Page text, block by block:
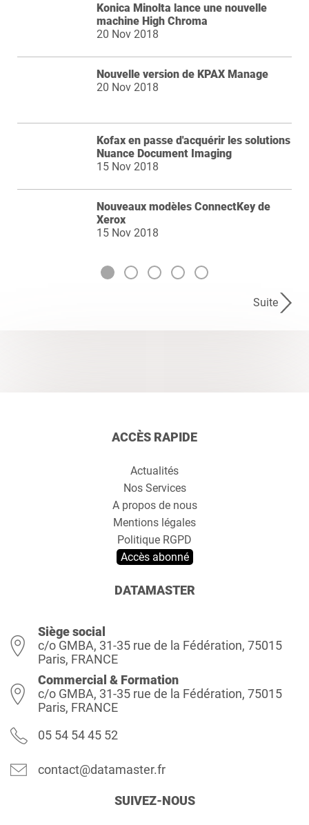
Konica Minolta lance une nouvelle
machine High Chroma
20 Nov 2018
Nouvelle version de KPAX Manage
20 Nov 2018
Kofax en passe d'acquérir les solutions
Nuance Document Imaging
15 Nov 2018
Nouveaux modèles ConnectKey de
Xerox
15 Nov 2018
Suite
ACCÈS RAPIDE
Actualités
Nos Services
A propos de nous
Mentions légales
Politique RGPD
Accès abonné
DATAMASTER
Siège social
c/o GMBA, 31-35 rue de la Fédération, 75015
Paris, FRANCE
Commercial & Formation
c/o GMBA, 31-35 rue de la Fédération, 75015
Paris, FRANCE
05 54 54 45 52
contact@datamaster.fr
SUIVEZ-NOUS